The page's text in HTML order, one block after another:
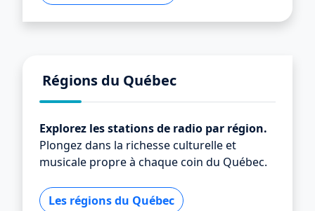
Régions du Québec
Explorez les stations de radio par région.
Plongez dans la richesse culturelle et
musicale propre à chaque coin du Québec.
Les régions du Québec